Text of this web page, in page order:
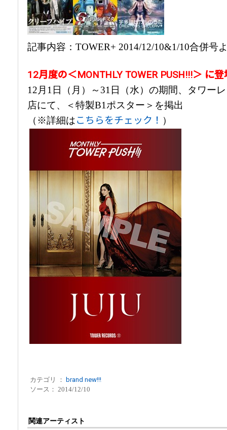
記事内容：TOWER+ 2014/12/10&1/10合併号
12月度の＜MONTHLY TOWER PUSH!!!＞ に
12月1日（月）～31日（水）の期間、タワー
店にて、＜特製B1ポスター＞を掲出
（※詳細はこちらをチェック！ ）
カテゴリ ：
brand new!!!
ソース： 2014/12/10
関連アーティスト